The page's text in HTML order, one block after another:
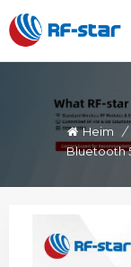
Heim /